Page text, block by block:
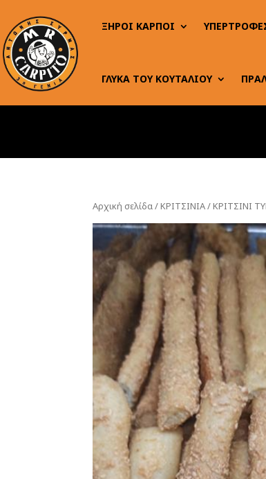
ΞΗΡΟΙ ΚΑΡΠΟΙ
ΓΛΥΚΑ ΤΟΥ ΚΟΥΤΑΛΙΟΥ
Αρχική σελίδα/ΚΡΙΤΣΙΝΙΑ/ ΚΡΙΤΣΙΝΙ